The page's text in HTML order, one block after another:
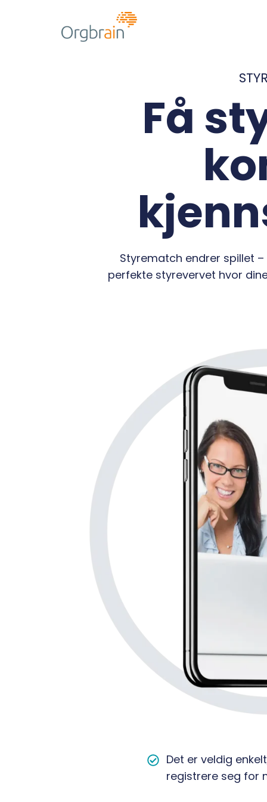
Få
Styrematch endrer spillet
perfekte styrevervet hvor
Det er veldig
registrere seg for
Det